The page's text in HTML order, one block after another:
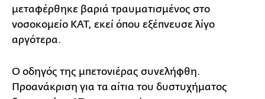
μεταφέρθηκε βαριά τραυματισμένος στο
νοσοκομείο ΚΑΤ, εκεί όπου εξέπνευσε λίγο
αργότερα.
Ο οδηγός της μπετονιέρας συνελήφθη.
Προανάκριση για τα αίτια του δυστυχήματος